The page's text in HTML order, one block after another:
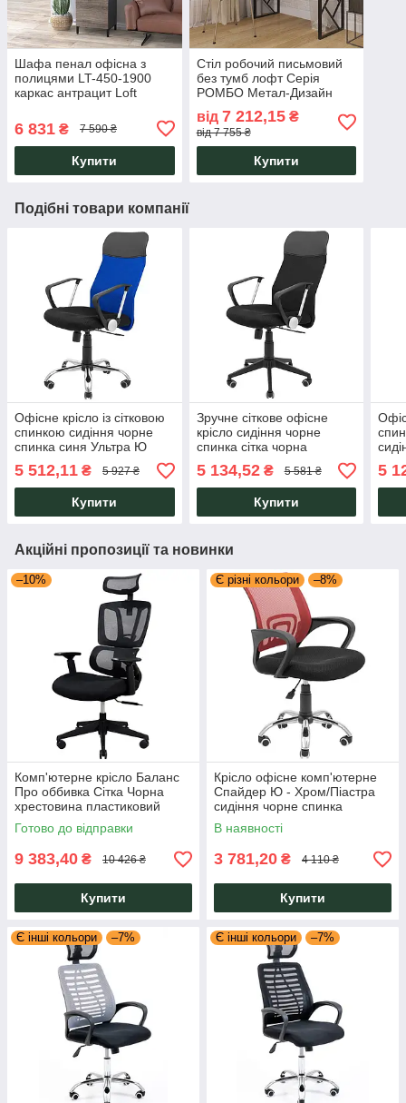
Шафа пенал офісна з
полицями LT-450-1900
каркас антрацит Loft
6 831 ₴ 7 590 ₴
Купити
Стіл робочий письмовий
без тумб лофт Серія
РОМБО Метал-Дизайн
від 7 212,15₴
від 7 755 ₴
Купити
Подібні товари компанії
Офісне крісло із сітковою
спинкою сидіння чорне
спинка синя Ультра Ю
Ultra U хрестовина Хром
Richman
5 512,11 ₴ 5 927 ₴
Купити
Зручне сіткове офісне
крісло сидіння чорне
спинка сітка чорна
Ультра Ю Ultra U Richman
5 134,52₴ 5 581 ₴
Купити
U
5
Акційні пропозиції та новинки
–10%
Комп'ютерне крісло Баланс
Про оббивка Сітка Чорна
хрестовина пластиковий
механізм Synchro Richman
Готово до відправки
9 383,40 ₴ 10 426 ₴
Купити
Є різні кольори –8%
Крісло офісне комп'ютерне
Спайдер Ю - Хром/Піастра
сидіння чорне спинка
червона ТМ Richman
В наявності
3 781,20 ₴ 4 110 ₴
Купити
Є інші кольори –7% Є інші кольори –7%